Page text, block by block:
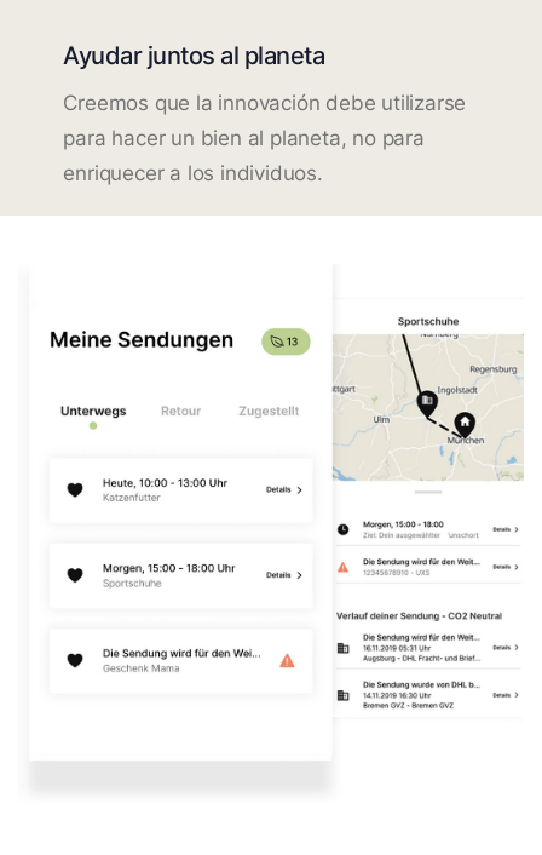
Ayudar juntos al planeta
Creemos que la innovación debe utilizarse
para hacer un bien al planeta, no para
enriquecer a los individuos.